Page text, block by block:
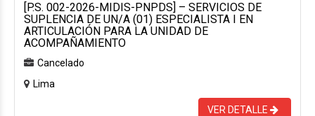
[P.S. 002-2026-MIDIS-PNPDS] – SERVICIOS DE
SUPLENCIA DE UN/A (01) ESPECIALISTA I EN
ARTICULACIÓN PARA LA UNIDAD DE
ACOMPAÑAMIENTO
Cancelado
Lima
VER DETALLE